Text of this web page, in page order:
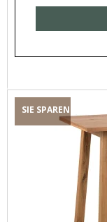
SIE SPAREN